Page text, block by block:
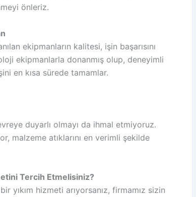
önleriz.
ekipmanların kalitesi, işin başarısını
ekipmanlarla donanmış olup, deneyimli
en kısa sürede tamamlar.
duyarlı olmayı da ihmal etmiyoruz.
malzeme atıklarını en verimli şekilde
Tercih Etmelisiniz?
yıkım hizmeti arıyorsanız, firmamız sizin